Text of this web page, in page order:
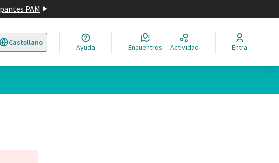
PAM
Castellano
Triar la llengua Elegir el idioma
Ayuda Encuentros Actividad Entra